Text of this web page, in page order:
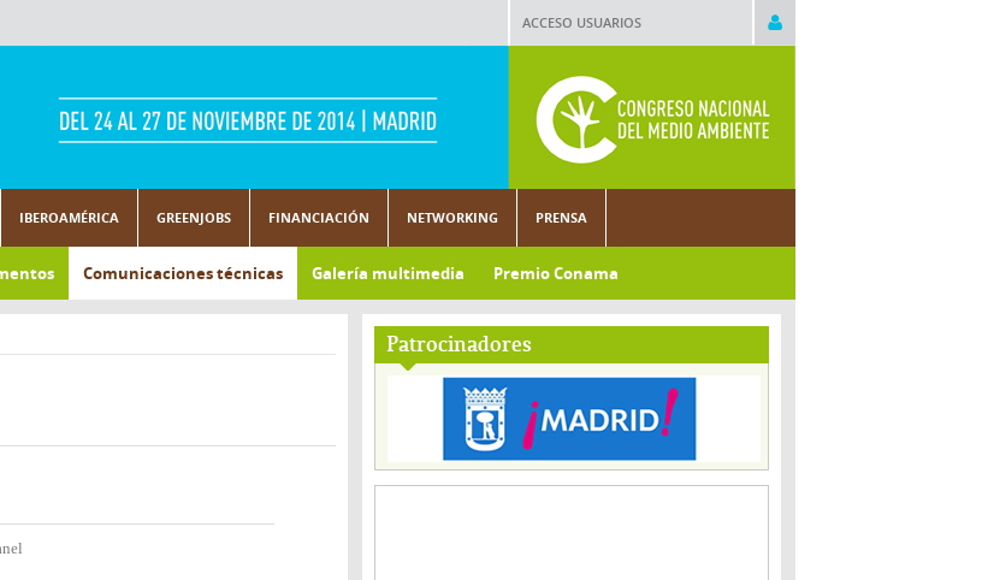
ACCESO USUARIOS
IBEROAMÉRICA GREENJOBS FINANCIACIÓN NETWORKING PRENSA
Comunicaciones técnicas Galería multimedia Premio Conama
Patrocinadores